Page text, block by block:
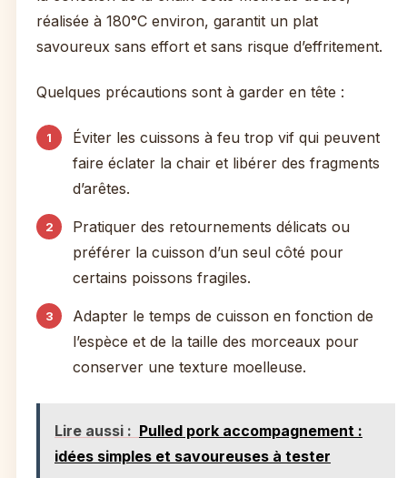
réalisée à 180°C environ, garantit un plat
savoureux sans effort et sans risque d’effritement.
Quelques précautions sont à garder en tête :
Éviter les cuissons à feu trop vif qui peuvent
faire éclater la chair et libérer des fragments
d’arêtes.
Pratiquer des retournements délicats ou
préférer la cuisson d’un seul côté pour
certains poissons fragiles.
Adapter le temps de cuisson en fonction de
l’espèce et de la taille des morceaux pour
conserver une texture moelleuse.
Lire aussi : Pulled pork accompagnement :
idées simples et savoureuses à tester